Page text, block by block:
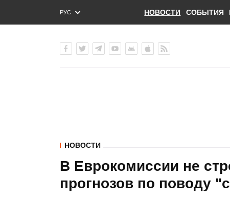
РУС
ENG
НОВОСТИ СОБЫТИЯ
НОВОСТИ
В Еврокомиссии не
прогнозов по поводу